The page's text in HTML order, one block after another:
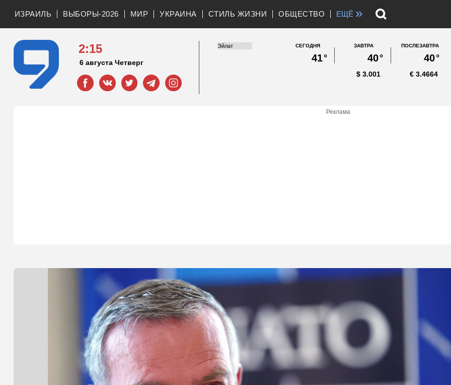
ИЗРАИЛЬ ВЫБОРЫ-2026 МИР УКРАИНА СТИЛЬ ЖИЗНИ ОБЩЕСТВО ЕЩЁ »
2:16
6 августа Четверг
СЕГОДНЯ
41°
ЗАВТРА
40°
ПОСЛЕЗАВТРА
40°
3.001
$ 3.4664
€
Реклама